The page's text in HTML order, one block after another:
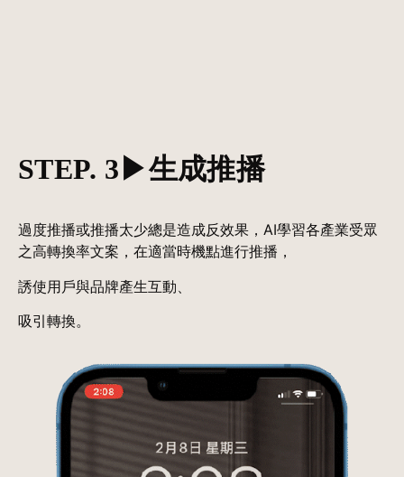
STEP. 3 ▶︎生成推播
過度推播或推播太少總是造成反效果，AI學習各產業受眾
之高轉換率文案，在適當時機點進行推播，
誘使用戶與品牌產生互動、
吸引轉換。